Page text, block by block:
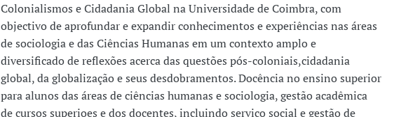
Colonialismos e Cidadania Global na Universidade de Coimbra, com
objectivo de aprofundar e expandir conhecimentos e experiências nas áreas
de sociologia e das Ciências Humanas em um contexto amplo e
diversificado de reflexões acerca das questões pós-coloniais,cidadania
global, da globalização e seus desdobramentos. Docência no ensino superior
para alunos das áreas de ciências humanas e sociologia, gestão acadêmica
de cursos superioes e dos docentes, incluindo serviço social e gestão de